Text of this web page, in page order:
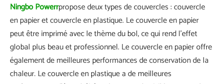
Ningbo Powerrpropose deux types de couvercles : couvercle
en papier et couvercle en plastique. Le couvercle en papier
peut être imprimé avec le thème du bol, ce qui rend l'effet
global plus beau et professionnel. Le couvercle en papier offre
également de meilleures performances de conservation de la
chaleur. Le couvercle en plastique a de meilleures